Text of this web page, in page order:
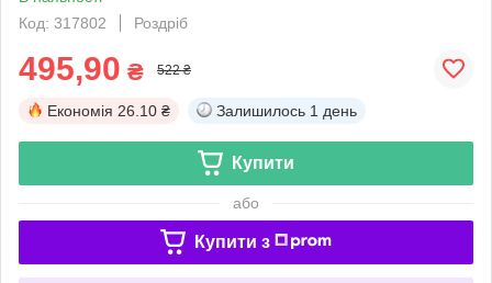
Код: 317802
Роздріб
495,90 ₴ 522 ₴
Економія 26.10 ₴ Залишилось 1 день
Купити
або
Купити з